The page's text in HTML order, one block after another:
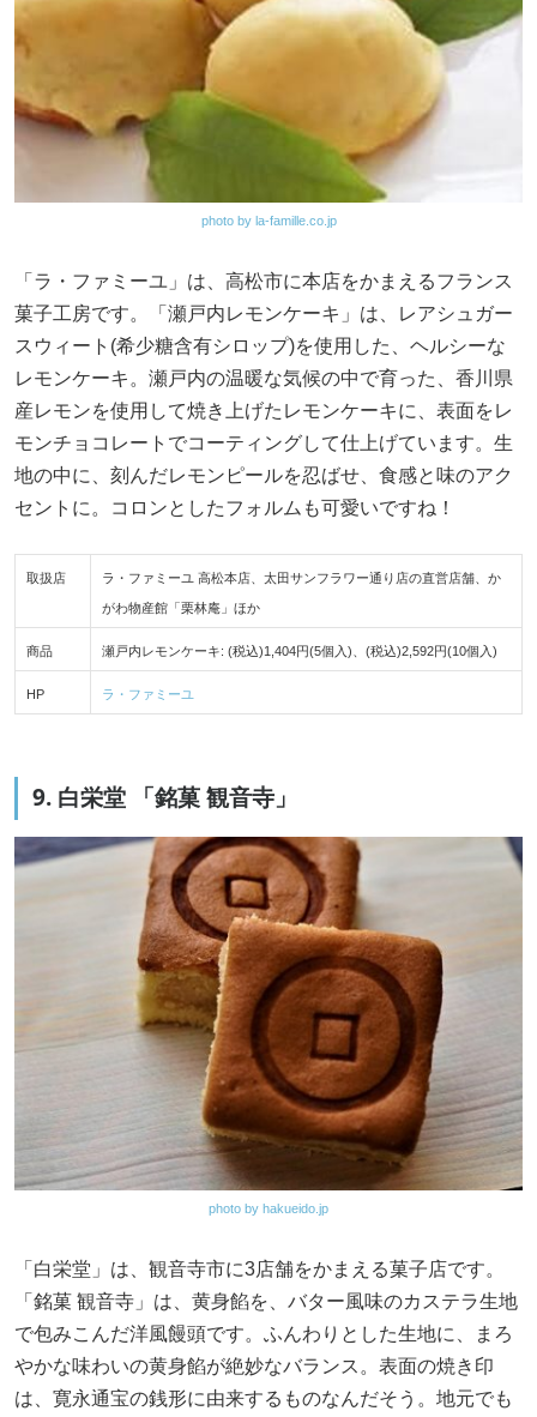
photo by la-famille.co.jp
「ラ・ファミーユ」は、高松市に本店をかまえるフランス
菓子工房です。「瀬戸内レモンケーキ」は、レアシュガー
スウィート(希少糖含有シロップ)を使用した、ヘルシーな
レモンケーキ。瀬戸内の温暖な気候の中で育った、香川県
産レモンを使用して焼き上げたレモンケーキに、表面をレ
モンチョコレートでコーティングして仕上げています。生
地の中に、刻んだレモンピールを忍ばせ、食感と味のアク
セントに。コロンとしたフォルムも可愛いですね！
取扱店 ラ・ファミーユ 高松本店、太田サンフラワー通り店の直営店舗、か
がわ物産館「栗林庵」ほか
商品 瀬戸内レモンケーキ: (税込)1,404円(5個入)、(税込)2,592円(10個入)
HP ラ・ファミーユ
9. 白栄堂 「銘菓 観音寺」
photo by hakueido.jp
「白栄堂」は、観音寺市に3店舗をかまえる菓子店です。
「銘菓 観音寺」は、黄身餡を、バター風味のカステラ生地
で包みこんだ洋風饅頭です。ふんわりとした生地に、まろ
やかな味わいの黄身餡が絶妙なバランス。表面の焼き印
は、寛永通宝の銭形に由来するものなんだそう。地元でも